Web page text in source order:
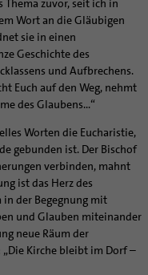
in
zuvor, seit ich in
Wort an die Gläubigen
sie in einen
Geschichte des
und Aufbrechens.
Euch auf den Weg, nehmt
des Glaubens...“
Worten die Eucharistie,
gebunden ist. Der Bischof
verbinden, mahnt
ist das Herz des
in der Begegnung mit
und Glauben miteinander
neue Räum der
Kirche bleibt im Dorf –